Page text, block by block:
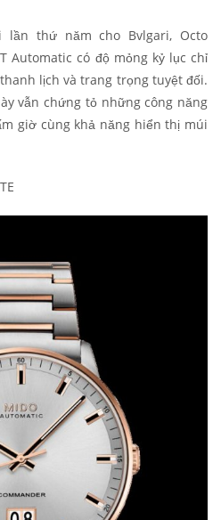
thứ năm cho Bvlgari, Octo
Automatic có độ mỏng kỷ lục chỉ
lịch và trang trọng tuyệt đối.
vẫn chứng tỏ những công năng
giờ cùng khả năng hiển thị múi